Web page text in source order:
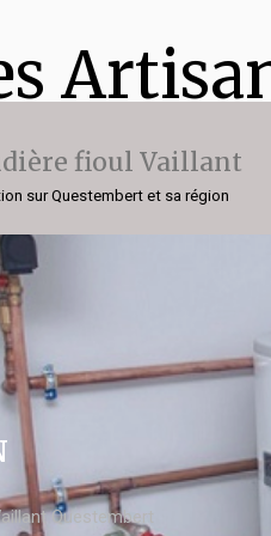
fioul Vaillant
sur Questembert et sa région
Questembert